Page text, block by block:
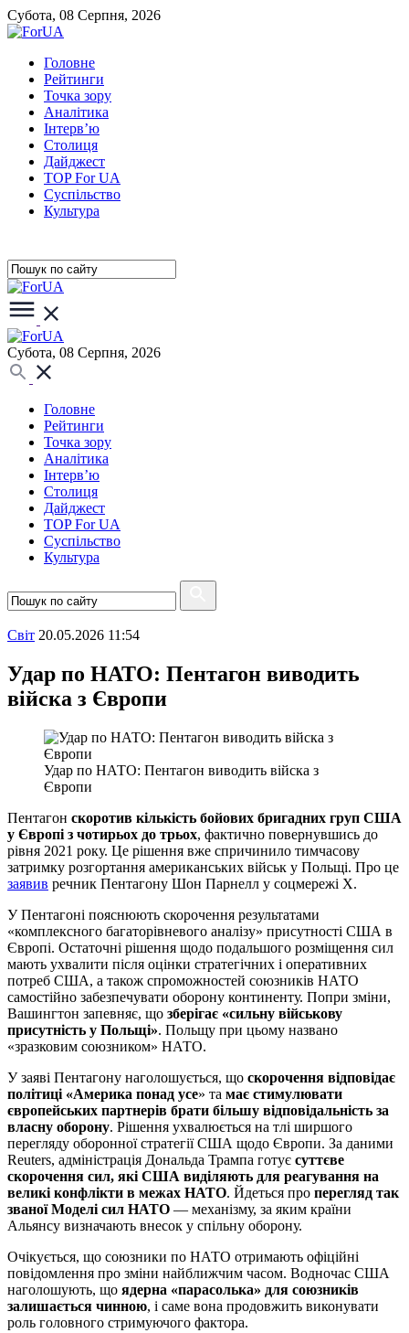
Субота, 08 Серпня, 2026
Головне
Рейтинги
Точка зору
Аналітика
Інтерв’ю
Столиця
Дайджест
TOP For UA
Суспiльство
Культура
Субота, 08 Серпня, 2026
Головне
Рейтинги
Точка зору
Аналітика
Інтерв’ю
Столиця
Дайджест
TOP For UA
Суспiльство
Культура
Свiт 20.05.2026 11:54
Удар по НАТО: Пентагон виводить
війска з Європи
Удар по НАТО: Пентагон виводить війска з
Європи
Пентагон скоротив кількість бойових бригадних груп США
у Європі з чотирьох до трьох, фактично повернувшись до
рівня 2021 року. Це рішення вже спричинило тимчасову
затримку розгортання американських військ у Польщі. Про це
заявив речник Пентагону Шон Парнелл у соцмережі X.
У Пентагоні пояснюють скорочення результатами
«комплексного багаторівневого аналізу» присутності США в
Європі. Остаточні рішення щодо подальшого розміщення сил
мають ухвалити після оцінки стратегічних і оперативних
потреб США, а також спроможностей союзників НАТО
самостійно забезпечувати оборону континенту. Попри зміни,
Вашингтон запевняє, що зберігає «сильну військову
присутність у Польщі». Польщу при цьому названо
«зразковим союзником» НАТО.
У заяві Пентагону наголошується, що скорочення відповідає
політиці «Америка понад усе» та має стимулювати
європейських партнерів брати більшу відповідальність за
власну оборону. Рішення ухвалюється на тлі ширшого
перегляду оборонної стратегії США щодо Європи. За даними
Reuters, адміністрація Дональда Трампа готує суттєве
скорочення сил, які США виділяють для реагування на
великі конфлікти в межах НАТО. Йдеться про перегляд так
званої Моделі сил НАТО — механізму, за яким країни
Альянсу визначають внесок у спільну оборону.
Очікується, що союзники по НАТО отримають офіційні
повідомлення про зміни найближчим часом. Водночас США
наголошують, що ядерна «парасолька» для союзників
залишається чинною, і саме вона продовжить виконувати
роль головного стримуючого фактора.